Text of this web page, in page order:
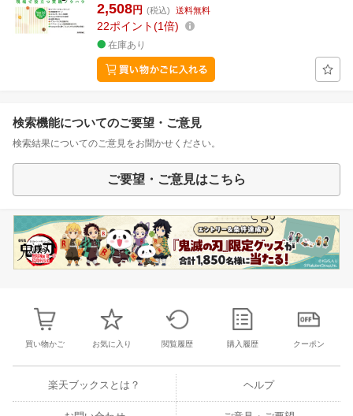
2,508円 (税込) 送料無料
22ポイント 1倍
在庫あり
検索機能についてのご要望・ご意見
検索結果についてのご意見をお聞かせください。
ご要望・ご意見はこちら
買い物かご お気に入り 閲覧履歴 購入履歴 クーポン
楽天ブックスとは？ ヘルプ